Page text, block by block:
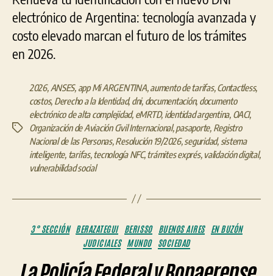
electrónico de Argentina: tecnología avanzada y
costo elevado marcan el futuro de los trámites
en 2026.
Etiquetas
2026, ANSES, app Mi ARGENTINA,aumento de tarifas,Contactless,
costos, Derecho a la Identidad,dni, documentación, documento
electrónico de alta complejidad, eMRTD, identidad argentina, OACI,
Organización de Aviación Civil Internacional,pasaporte, Registro
Nacional de las Personas,Resolución 19/2026,seguridad, sistema
inteligente, tarifas,tecnología NFC,trámites exprés, validación digital,
vulnerabilidad social
Categorías
3° SECCIÓN BERAZATEGUI BERISSO BUENOS AIRES
EN BUZÓN
JUDICIALES MUNDO SOCIEDAD